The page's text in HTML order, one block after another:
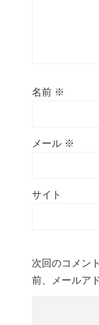
名前 ※
メール ※
サイト
次回のコメン
前、メールア